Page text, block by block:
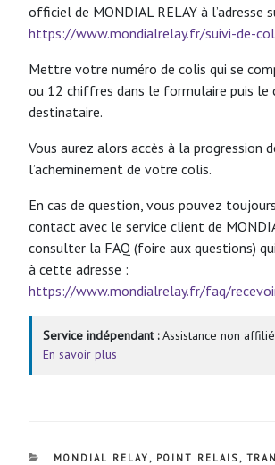
officiel de MONDIAL RELAY à l’adresse
https://www.mondialrelay.fr/suivi-de-
Mettre votre numéro de colis qui se
ou 12 chiffres dans le formulaire puis le
destinataire.
Vous aurez alors accès à la progression
l’acheminement de votre colis.
En cas de question, vous pouvez
contact avec le service client de
consulter la FAQ (foire aux questions)
à cette adresse :
https://www.mondialrelay.fr/faq/
Service indépendant :Assistance non
En savoir plus
CATÉGORIES
MONDIAL RELAY , POINT RELAIS ,